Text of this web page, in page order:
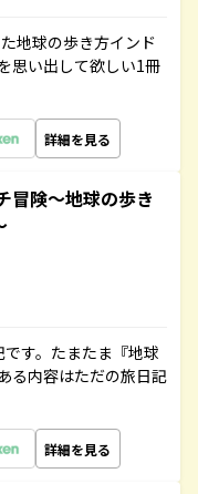
地球の歩き方インド
思い出して欲しい1冊
詳細を見る
冒険～地球の歩き
す。たまたま『地球
る内容はただの旅日記
詳細を見る